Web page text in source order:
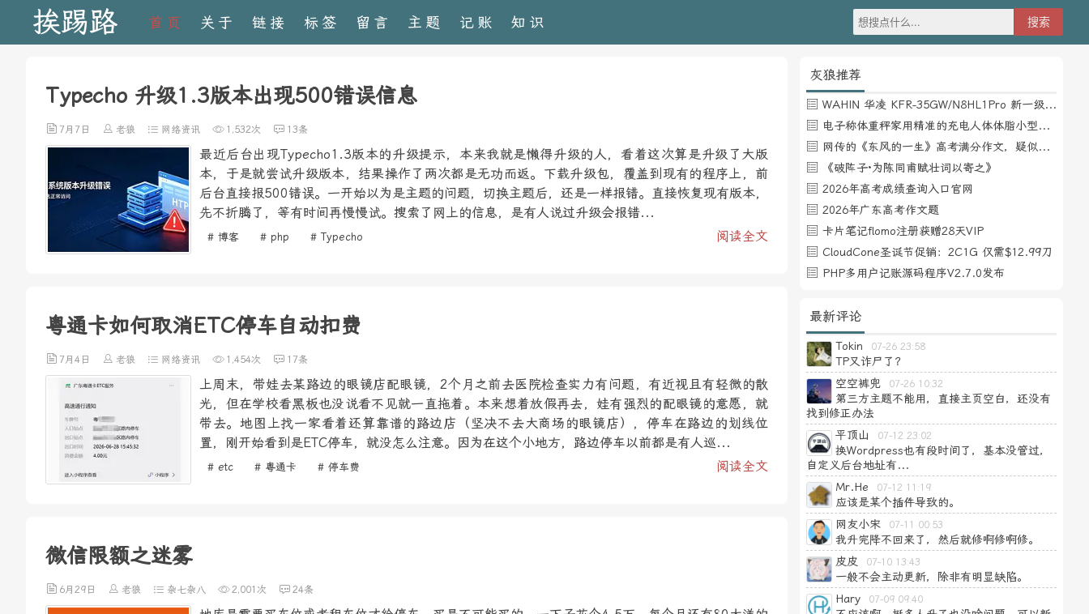
挨踢路 首页 关于 链接 标签 留言 主题 记账 知识
Typecho 升级1.3版本出现500错误信息
7月7日 老狼 网络资讯 1,532次 13条
最近后台出现Typecho1.3版本的升级提示，本来我就是懒得升级的人，看着这次算是升级了大版
本，于是就尝试升级版本，结果操作了两次都是无功而返。下载升级包，覆盖到现有的程序上，前
后台直接报500错误。一开始以为是主题的问题，切换主题后，还是一样报错。直接恢复现有版本，
先不折腾了，等有时间再慢慢试。搜索了网上的信息，是有人说过升级会报错...
阅读全文
# 博客 # php # Typecho
粤通卡如何取消ETC停车自动扣费
7月4日 老狼 网络资讯 1,454次 17条
上周末，带娃去某路边的眼镜店配眼镜，2个月之前去医院检查实力有问题，有近视且有轻微的散
光，但在学校看黑板也没说看不见就一直拖着。本来想着放假再去，娃有强烈的配眼镜的意愿，就
带去。地图上找一家看着还算靠谱的路边店（坚决不去大商场的眼镜店），停车在路边的划线位
置，刚开始看到是ETC停车，就没怎么注意。因为在这个小地方，路边停车以前都是有人巡...
阅读全文
# etc # 粤通卡 # 停车费
微信限额之迷雾
6月29日 老狼 杂七杂八 2,001次 24条
灰狼推荐
WAHIN 华凌 KFR-35GW/N8HL1Pro 新一级能效 壁挂式空调 1.5匹
电子称体重秤家用精准的充电人体体脂小型称重支持HUAWEI HiLink
网传的《东风的一生》高考满分作文，疑似自媒体或其他渠道炒作
《破阵子·为陈同甫赋壮词以寄之》
2026年高考成绩查询入口官网
2026年广东高考作文题
卡片笔记flomo注册获赠28天VIP
CloudCone圣诞节促销：2C1G 仅需$12.99刀
PHP多用户记账源码程序V2.7.0发布
最新评论
Tokin 07-26 23:58
TP又诈尸了？
空空裤兜
07-26 10:32
第三方主题不能用，直接主页空白，还没有
找到修正办法
平顶山
07-12 23:02
换Wordpress也有段时间了，基本没管过，
自定义后台地址有...
Mr.He
07-12 11:19
应该是某个插件导致的。
网友小宋
07-11 00:53
我升完降不回来了，然后就修啊修啊修。
皮皮
07-10 13:43
一般不会主动更新，除非有明显缺陷。
Hary
07-09 09:40